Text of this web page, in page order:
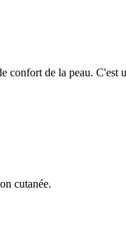
confort de la peau. C'est
cutanée.